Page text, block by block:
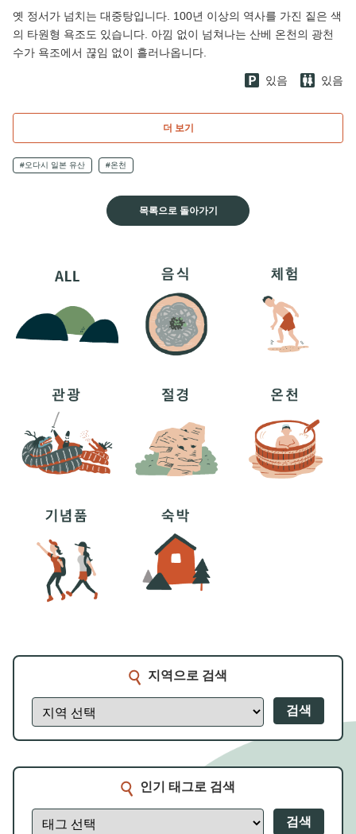
옛 정서가 넘치는 대중탕입니다. 100년 이상의 역사를 가진 짙은 색
의 타원형 욕조도 있습니다. 아낌 없이 넘쳐나는 산베 온천의 광천
수가 욕조에서 끊임 없이 흘러나옵니다.
있음 있음
더 보기
#오다시 일본 유산 #온천
목록으로 돌아가기
지역으로 검색
검색
인기 태그로 검색
검색